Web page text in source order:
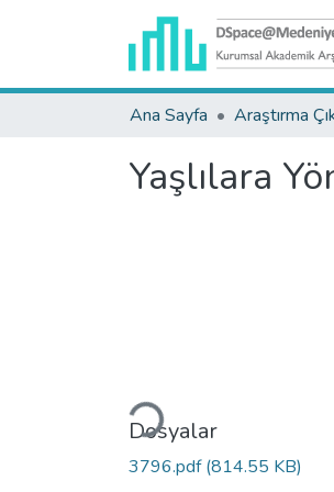
Ana Sayfa
Yaşlılara
Yükleniyor...
Dosyalar
3796.pdf(814.55 KB)